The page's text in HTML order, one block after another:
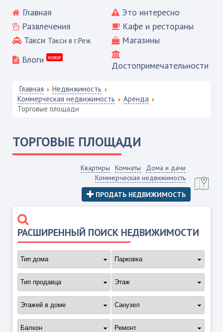
Главная
Это интересно
Развлечения
Кафе и рестораны
Такси Такси в г.Реж
Магазины
Блоги
новое
Достопримечательности
Главная
Недвижимость
Коммерческая недвижимость
Аренда
Торговые площади
ТОРГОВЫЕ ПЛОЩАДИ
Квартиры Комнаты
Дома и дачи
Коммерческая недвижимость
ПРОДАТЬ НЕДВИЖИМОСТЬ
РАСШИРЕННЫЙ ПОИСК НЕДВИЖИМОСТИ